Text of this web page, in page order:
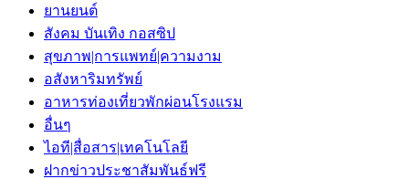
ยานยนต์
สังคม บันเทิง กอสซิป
สุขภาพ|การแพทย์|ความงาม
อสังหาริมทรัพย์
อาหารท่องเที่ยวพักผ่อนโรงแรม
อื่นๆ
ไอที|สื่อสาร|เทคโนโลยี
ฝากข่าวประชาสัมพันธ์ฟรี